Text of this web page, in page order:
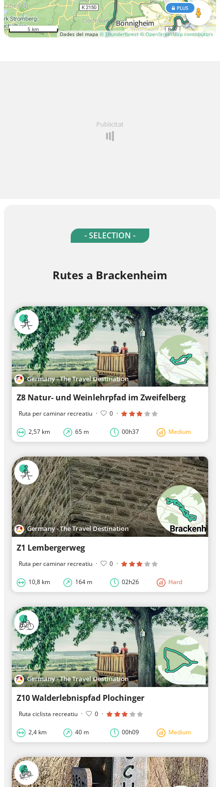
Dades del mapa © Thunderforest © OpenStreetMap contributors
PLUS
5 km
Publicitat
- SELECTION -
Rutes a Brackenheim
Germany - The Travel Destination
Z8 Natur- und Weinlehrpfad im Zweifelberg
Ruta per caminar recreatiu · 0 ·
2,57 km 65 m 00h37 Medium
Germany - The Travel Destination
Z1 Lembergerweg
Ruta per caminar recreatiu · 0 ·
10,8 km 164 m 02h26 Hard
Germany - The Travel Destination
Z10 Walderlebnispfad Plochinger
Ruta ciclista recreatiu · 0 ·
2,4 km 40 m 00h09 Medium